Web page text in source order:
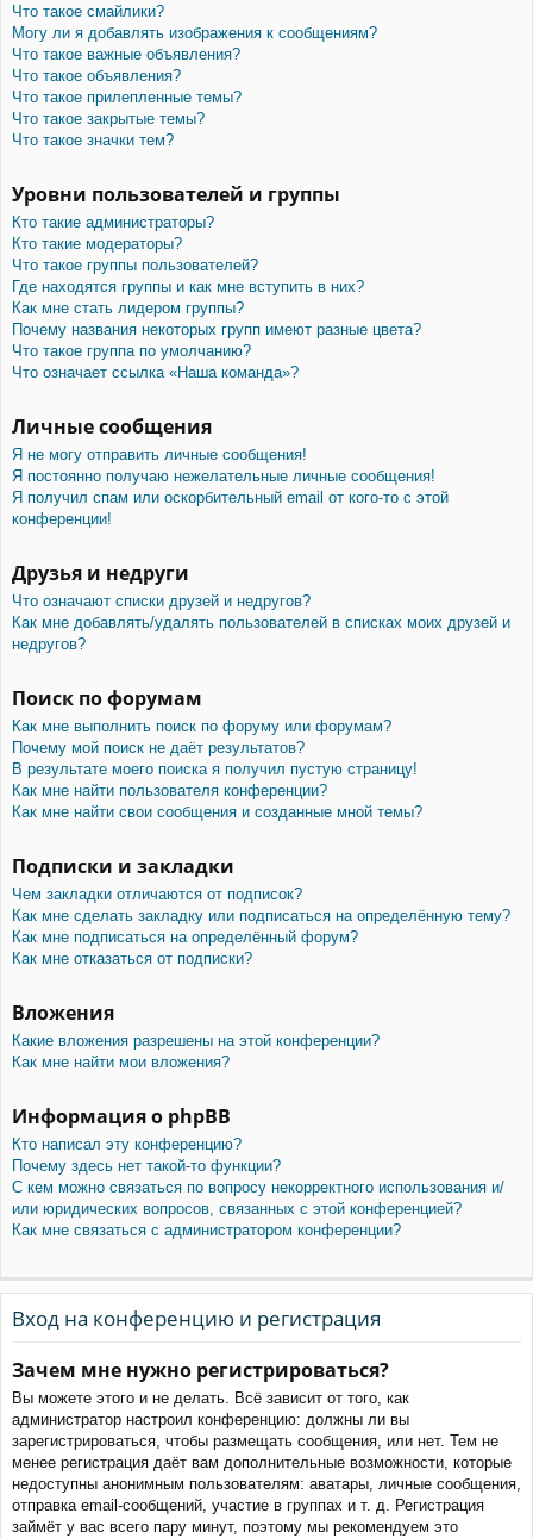
Что такое смайлики?
Могу ли я добавлять изображения к сообщениям?
Что такое важные объявления?
Что такое объявления?
Что такое прилепленные темы?
Что такое закрытые темы?
Что такое значки тем?
Уровни пользователей и группы
Кто такие администраторы?
Кто такие модераторы?
Что такое группы пользователей?
Где находятся группы и как мне вступить в них?
Как мне стать лидером группы?
Почему названия некоторых групп имеют разные цвета?
Что такое группа по умолчанию?
Что означает ссылка «Наша команда»?
Личные сообщения
Я не могу отправить личные сообщения!
Я постоянно получаю нежелательные личные сообщения!
Я получил спам или оскорбительный email от кого-то с этой
конференции!
Друзья и недруги
Что означают списки друзей и недругов?
Как мне добавлять/удалять пользователей в списках моих друзей и
недругов?
Поиск по форумам
Как мне выполнить поиск по форуму или форумам?
Почему мой поиск не даёт результатов?
В результате моего поиска я получил пустую страницу!
Как мне найти пользователя конференции?
Как мне найти свои сообщения и созданные мной темы?
Подписки и закладки
Чем закладки отличаются от подписок?
Как мне сделать закладку или подписаться на определённую тему?
Как мне подписаться на определённый форум?
Как мне отказаться от подписки?
Вложения
Какие вложения разрешены на этой конференции?
Как мне найти мои вложения?
Информация о phpBB
Кто написал эту конференцию?
Почему здесь нет такой-то функции?
С кем можно связаться по вопросу некорректного использования и/
или юридических вопросов, связанных с этой конференцией?
Как мне связаться с администратором конференции?
Вход на конференцию и регистрация
Зачем мне нужно регистрироваться?
Вы можете этого и не делать. Всё зависит от того, как
администратор настроил конференцию: должны ли вы
зарегистрироваться, чтобы размещать сообщения, или нет. Тем не
менее регистрация даёт вам дополнительные возможности, которые
недоступны анонимным пользователям: аватары, личные сообщения,
отправка email-сообщений, участие в группах и т. д. Регистрация
займёт у вас всего пару минут, поэтому мы рекомендуем это